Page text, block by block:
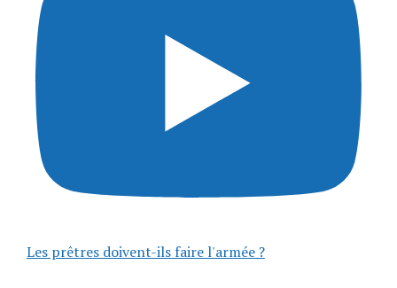
Les prêtres doivent-ils faire l'armée ?